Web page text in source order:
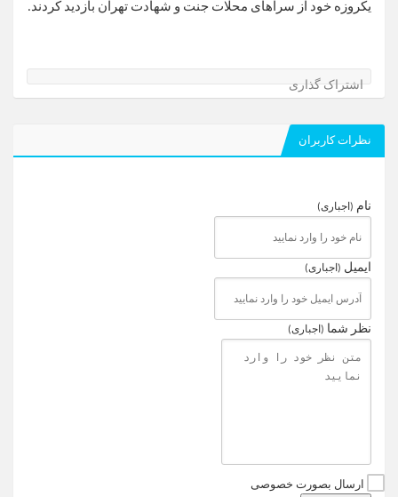
یکروزه خود از سراهای محلات جنت و شهادت تهران بازدید کردند.
اشتراک گذاری
نظرات کاربران
نام (اجباری)
ایمیل (اجباری)
نظر شما (اجباری)
ارسال بصورت خصوصی